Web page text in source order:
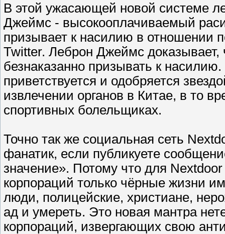
В этой ужасающей новой системе
Джеймс - высокооплачиваемый
призывает к насилию в отношении
Twitter. Леброн Джеймс
безнаказанно призывать к
приветствуется и одобряется
извлечении органов в Китае, в то
спортивных болельщиках.
Точно так же социальная сеть
фанатик, если публикуете
значение». Потому что для
корпораций только чёрные жизни
люди, полицейские, христиане,
ад и умереть. Это новая мантра
корпораций, извергающих свою